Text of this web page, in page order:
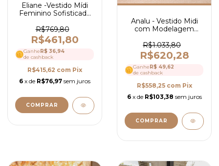
Eliane -Vestido Mídi
Feminino Sofisticado
Nude, Manga Curta e
Caimento Elegante -
Ref 4005
R$769,80
R$461,80
GanheR$ 36,94
de cashback
R$415,62 com Pix
6 x de R$76,97 sem juros
COMPRAR
Analu - Vestido Midi
com Modelagem
com Detalhes em
Guipir e Cinto - Ref
4200
R$1.033,80
R$620,28
GanheR$ 49,62
de cashback
R$558,25 com Pix
6 x de R$103,38 sem juros
COMPRAR